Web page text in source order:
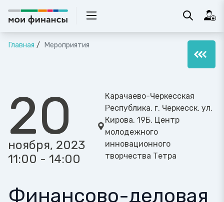
Главная Мероприятия
20
ноября, 2023
11:00 - 14:00
Карачаево-Черкесская
Республика, г. Черкесск, ул.
Кирова, 19Б, Центр
молодежного
инновационного
творчества Тетра
Финансово-деловая